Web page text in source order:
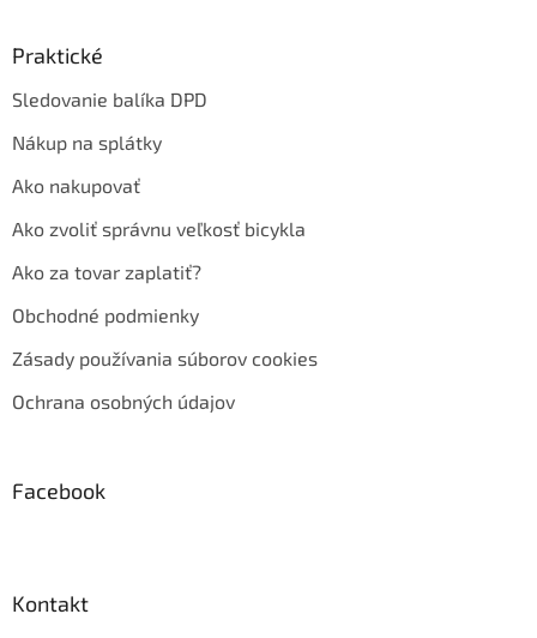
Praktické
Sledovanie balíka DPD
Nákup na splátky
Ako nakupovať
Ako zvoliť správnu veľkosť bicykla
Ako za tovar zaplatiť?
Obchodné podmienky
Zásady používania súborov cookies
Ochrana osobných údajov
Facebook
Kontakt